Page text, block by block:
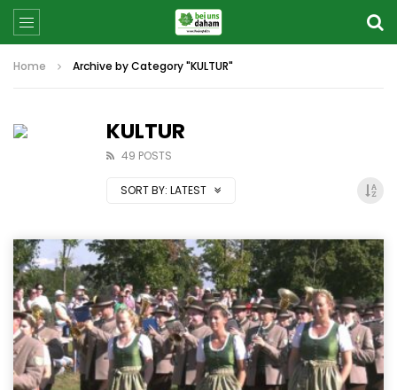
Home Archive by Category "KULTUR"
KULTUR
49 POSTS
SORT BY: LATEST